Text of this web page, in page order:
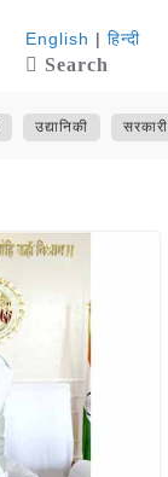
English | हिन्दी
Search
उद्यानिकी